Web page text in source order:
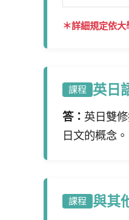
＊詳細規定依
課程 英日
答：英日雙
日文的概念。
課程 與其